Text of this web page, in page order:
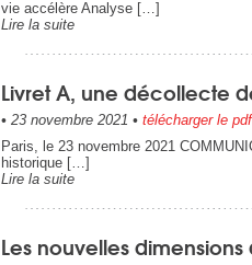
vie accélère Analyse […]
Lire la suite
Livret A, une décollecte
• 23 novembre 2021 • télécharger le pdf
Paris, le 23 novembre 2021
historique […]
Lire la suite
Les nouvelles